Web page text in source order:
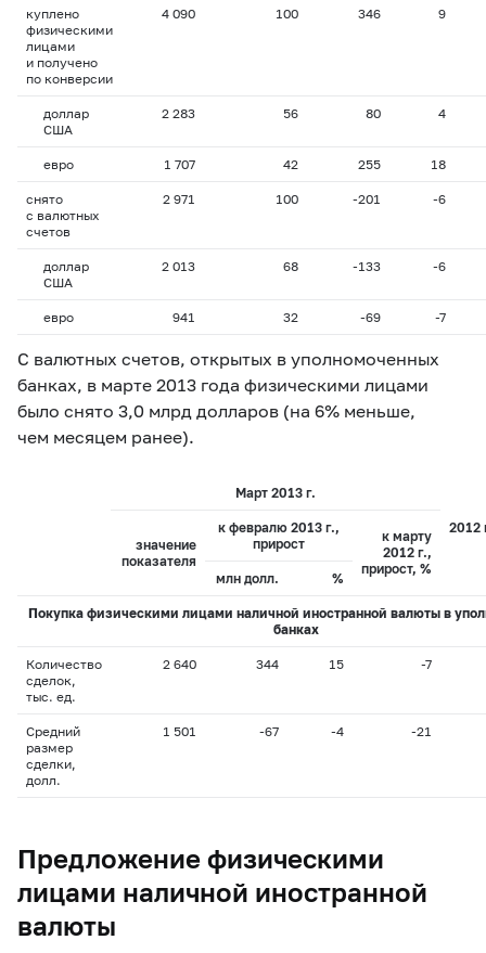
куплено
физическими
лицами
и получено
по конверсии
4 090 100 346 9
доллар
США
2 283 56 80 4
евро 1 707 42 255 18
снято
с валютных
счетов
2 971 100 -201 -6
доллар
США
2 013 68 -133 -6
евро 941 32 -69 -7
С валютных счетов, открытых в уполномоченных
банках, в марте 2013 года физическими лицами
было снято 3,0 млрд долларов (на 6% меньше,
чем месяцем ранее).
Март 2013 г.
2012
значение
показателя
к февралю 2013 г.,
прирост
к марту
2012 г.,
прирост, %
млн долл. %
Покупка физическими лицами наличной иностранной валюты в
банках
Количество
сделок,
тыс. ед.
2 640 344 15 -7
Средний
размер
сделки,
долл.
1 501 -67 -4 -21
Предложение физическими
лицами наличной иностранной
валюты